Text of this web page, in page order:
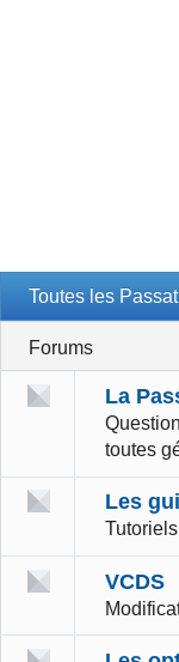
Toutes les Passat
Forums
La
toutes
Les
VCDS